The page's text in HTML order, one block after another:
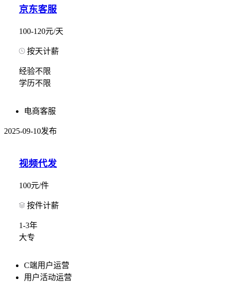
京东客服
100-120元/天
按天计薪
经验不限
学历不限
电商客服
2025-09-10发布
视频代发
100元/件
按件计薪
1-3年
大专
C端用户运营
用户活动运营